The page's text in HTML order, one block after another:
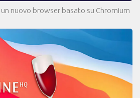
nuovo browser basato su Chromium